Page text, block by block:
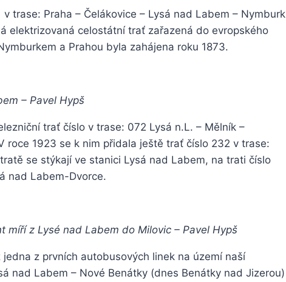
trase: Praha – Čelákovice – Lysá nad Labem – Nymburk
elektrizovaná celostátní trať zařazená do evropského
a Prahou byla zahájena roku 1873.
– Pavel Hypš
trať číslo v trase: 072 Lysá n.L. – Mělník –
roce 1923 se k nim přidala ještě trať číslo 232 v trase:
se stýkají ve stanici Lysá nad Labem, na trati číslo
nad Labem-Dvorce.
míří z Lysé nad Labem do Milovic – Pavel Hypš
z prvních autobusových linek na území naší
nad Labem – Nové Benátky (dnes Benátky nad Jizerou)